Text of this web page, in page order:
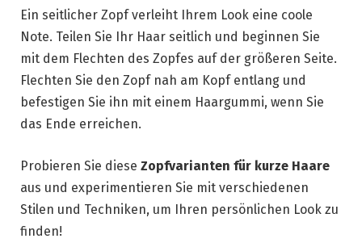
Ein seitlicher Zopf verleiht Ihrem Look eine coole
Note. Teilen Sie Ihr Haar seitlich und beginnen Sie
mit dem Flechten des Zopfes auf der größeren Seite.
Flechten Sie den Zopf nah am Kopf entlang und
befestigen Sie ihn mit einem Haargummi, wenn Sie
das Ende erreichen.
Probieren Sie diese Zopfvarianten für kurze Haare
aus und experimentieren Sie mit verschiedenen
Stilen und Techniken, um Ihren persönlichen Look zu
finden!